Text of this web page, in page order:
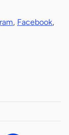
, Facebook,